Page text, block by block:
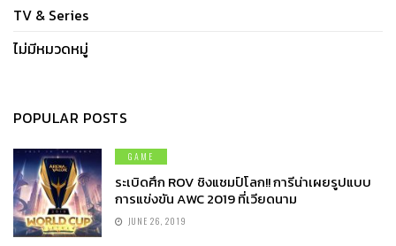
TV & Series
ไม่มีหมวดหมู่
POPULAR POSTS
GAME
ระเบิดศึก ROV ชิงแชมป์โลก!! การีน่าเผยรูปแบบ
การแข่งขัน AWC 2019 ที่เวียดนาม
JUNE 26, 2019